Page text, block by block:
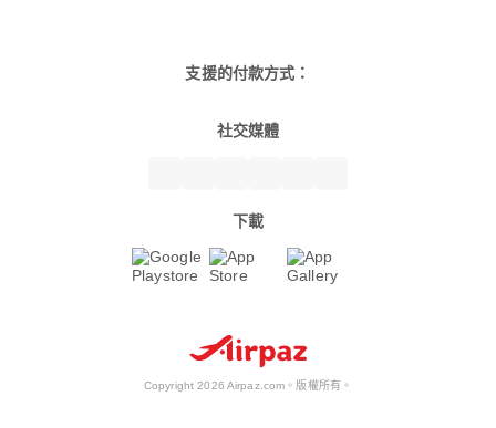
支援的付款方式：
社交媒體
下載
Copyright 2026 Airpaz.com。版權所有。